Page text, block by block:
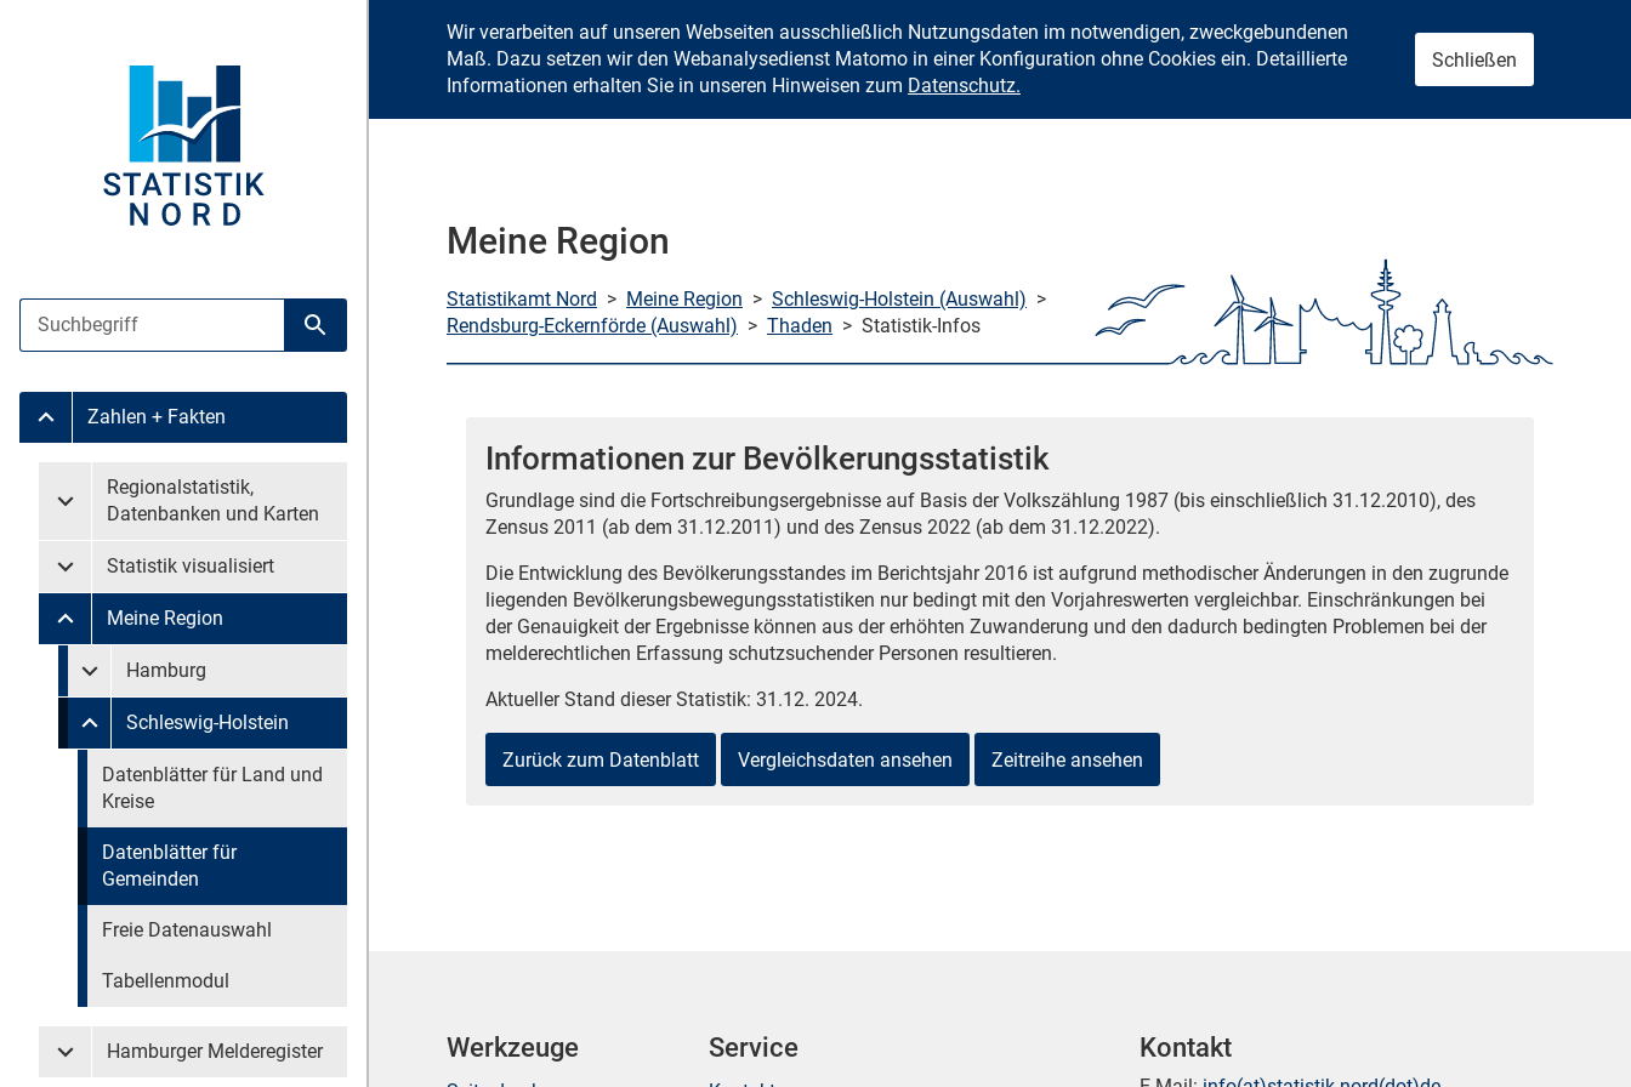
Zum Inhalt springen
Suche
Suche starten
Untermenü Zahlen + Fakten
Zahlen + Fakten
Untermenü überspringen
Untermenü Regionalstatistik, Datenbanken und Karten
Regionalstatistik,
Datenbanken und Karten
Untermenü Statistik visualisiert
Statistik visualisiert
Untermenü Meine Region
Meine Region
Untermenü überspringen
Untermenü Meine Region Hamburg
Hamburg
Untermenü Meine Region Schleswig-Holstein
Schleswig-Holstein
Untermenü überspringen
Datenblätter für Land und
Kreise
Datenblätter für
Gemeinden
Freie Datenauswahl
Tabellenmodul
Untermenü Hamburger Melderegister
Hamburger Melderegister
Wir verarbeiten auf unseren Webseiten ausschließlich Nutzungsdaten im notwendigen, zweckgebundenen
Maß. Dazu setzen wir den Webanalysedienst Matomo in einer Konfiguration ohne Cookies ein. Detaillierte
Informationen erhalten Sie in unseren Hinweisen zum Datenschutz.
Schließen
Meine Region
Statistikamt Nord > Meine Region > Schleswig-Holstein (Auswahl) >
Rendsburg-Eckernförde (Auswahl) > Thaden > Statistik-Infos
Informationen zur Bevölkerungsstatistik
Grundlage sind die Fortschreibungsergebnisse auf Basis der Volkszählung 1987 (bis einschließlich 31.12.2010), des
Zensus 2011 (ab dem 31.12.2011) und des Zensus 2022 (ab dem 31.12.2022).
Die Entwicklung des Bevölkerungsstandes im Berichtsjahr 2016 ist aufgrund methodischer Änderungen in den zugrunde
liegenden Bevölkerungsbewegungsstatistiken nur bedingt mit den Vorjahreswerten vergleichbar. Einschränkungen bei
der Genauigkeit der Ergebnisse können aus der erhöhten Zuwanderung und den dadurch bedingten Problemen bei der
melderechtlichen Erfassung schutzsuchender Personen resultieren.
Aktueller Stand dieser Statistik: 31.12. 2024.
Zurück zum Datenblatt Vergleichsdaten ansehen Zeitreihe ansehen
Werkzeuge Service Kontakt